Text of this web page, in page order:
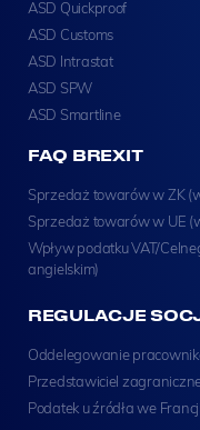
ASD Quickproof
ASD Customs
ASD Intrastat
ASD SPW
ASD Smartline
FAQ BREXIT
Sprzedaż towarów w ZK
Sprzedaż towarów w UE
Wpływ podatku VAT/
angielskim)
REGULACJE
Oddelegowanie
Przedstawiciel
Podatek u źródła we Francji